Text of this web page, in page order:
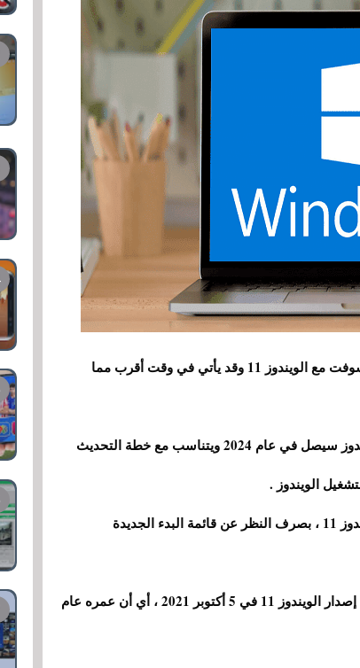
سيكون الويندوز 12 هو الإصدار الذي يواصل عمل مايكروسوفت مع الويندوز 11 وقد يأتي في وقت أقرب مما
تشير الشائعات الأولية إلى أن هذا الإصدار الجديد من الويندوز سيصل في عام 2024 ويتناسب مع خطة التحديث
الويندوز .
نود أن نرى تطورًا رائعًا مع هذا الإصدار الجديد وهو أن الويندوز 11 ، بصرف النظر عن قائمة البدء الجديدة
ما زلنا في السنوات الأولى من إصدار الويندوز 11 حيث تم إصدار الويندوز 11 في 5 أكتوبر 2021 ، أي أن عمره عام